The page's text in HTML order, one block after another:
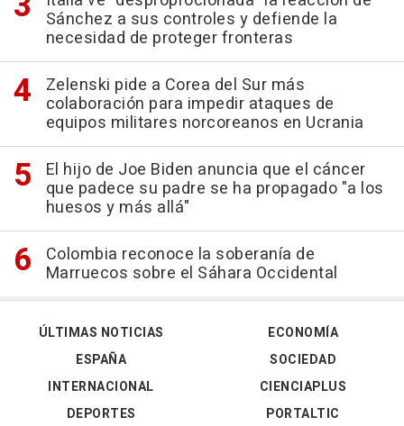
Sánchez a sus controles y defiende la
necesidad de proteger fronteras
Zelenski pide a Corea del Sur más
colaboración para impedir ataques de
equipos militares norcoreanos en Ucrania
El hijo de Joe Biden anuncia que el cáncer
que padece su padre se ha propagado "a los
huesos y más allá"
Colombia reconoce la soberanía de
Marruecos sobre el Sáhara Occidental
ÚLTIMAS NOTICIAS
ESPAÑA
INTERNACIONAL
DEPORTES
ECONOMÍA
SOCIEDAD
CIENCIAPLUS
PORTALTIC